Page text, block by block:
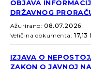
OBJAVA
DRŽAVNOG
Ažurirano:08.07.2026.
Veličina dokumenta:17,13
IZJAVA O
ZAKON O JAVNOJ